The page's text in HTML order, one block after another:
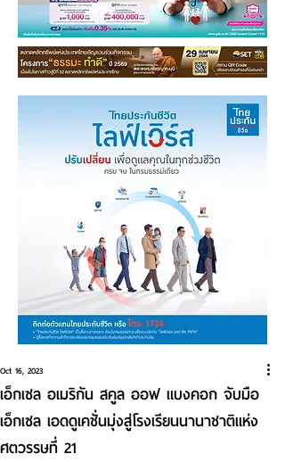
เอ็กเซล อเมริกัน สคูล ออฟ แบงคอก จับมือ
เอ็กเซล เอดดูเคชั่นมุ่งสู่โรงเรียนนานาชาติแห่ง
ศตวรรษที่ 21
Oct 16, 2023